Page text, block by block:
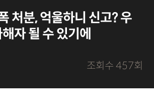
처분, 억울하니 신고? 우
자 될 수 있기에
조회수 457회